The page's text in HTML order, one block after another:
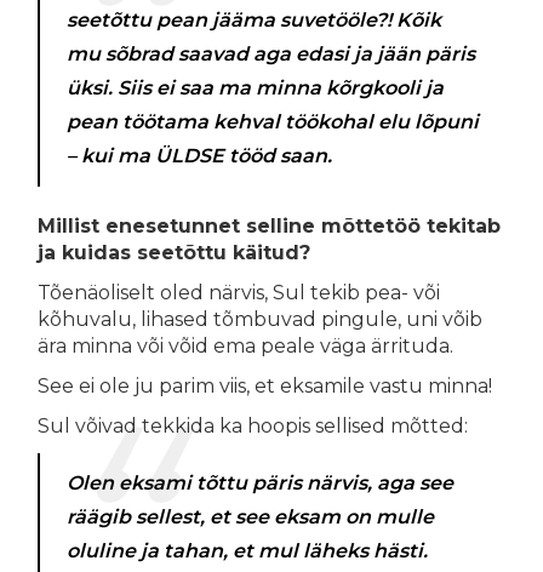
seetõttu pean jääma suvetööle?! Kõik
mu sõbrad saavad aga edasi ja jään päris
üksi. Siis ei saa ma minna kõrgkooli ja
pean töötama kehval töökohal elu lõpuni
– kui ma ÜLDSE tööd saan.
Millist enesetunnet selline mõttetöö tekitab
ja kuidas seetõttu käitud?
Tõenäoliselt oled närvis, Sul tekib pea- või
kõhuvalu, lihased tõmbuvad pingule, uni võib
ära minna või võid ema peale väga ärrituda.
See ei ole ju parim viis, et eksamile vastu minna!
Sul võivad tekkida ka hoopis sellised mõtted:
Olen eksami tõttu päris närvis, aga see
räägib sellest, et see eksam on mulle
oluline ja tahan, et mul läheks hästi.